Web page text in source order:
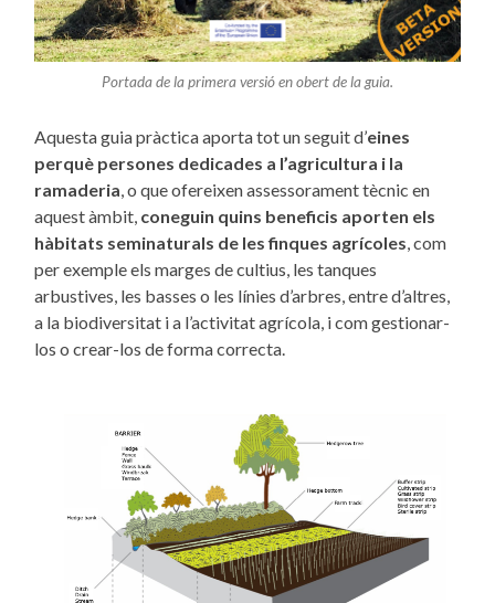
Portada de la primera versió en obert de la guia.
Aquesta guia pràctica aporta tot un seguit d’eines
perquè persones dedicades a l’agricultura i la
ramaderia, o que ofereixen assessorament tècnic en
aquest àmbit, coneguin quins beneficis aporten els
hàbitats seminaturals de les finques agrícoles, com
per exemple els marges de cultius, les tanques
arbustives, les basses o les línies d’arbres, entre d’altres,
a la biodiversitat i a l’activitat agrícola, i com gestionar-
los o crear-los de forma correcta.